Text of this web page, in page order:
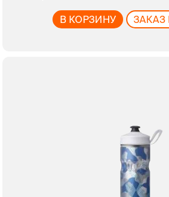
В КОРЗИНУ ЗАКАЗ